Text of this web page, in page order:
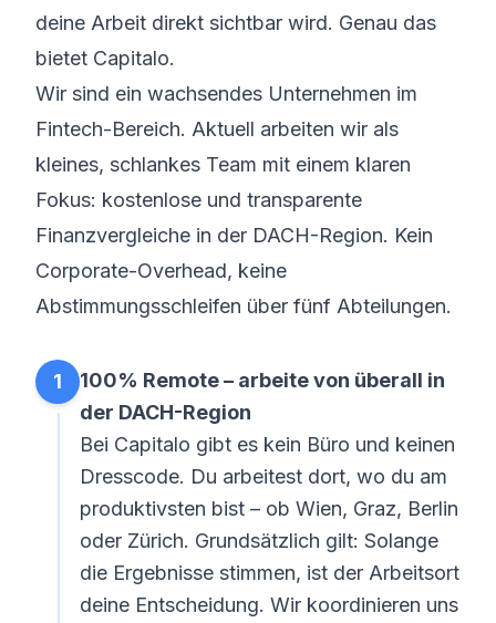
deine Arbeit direkt sichtbar wird. Genau das
bietet Capitalo.
Wir sind ein wachsendes Unternehmen im
Fintech-Bereich. Aktuell arbeiten wir als
kleines, schlankes Team mit einem klaren
Fokus: kostenlose und transparente
Finanzvergleiche in der DACH-Region. Kein
Corporate-Overhead, keine
Abstimmungsschleifen über fünf Abteilungen.
1
100% Remote – arbeite von überall in
der DACH-Region
Bei Capitalo gibt es kein Büro und keinen
Dresscode. Du arbeitest dort, wo du am
produktivsten bist – ob Wien, Graz, Berlin
oder Zürich. Grundsätzlich gilt: Solange
die Ergebnisse stimmen, ist der Arbeitsort
deine Entscheidung. Wir koordinieren uns